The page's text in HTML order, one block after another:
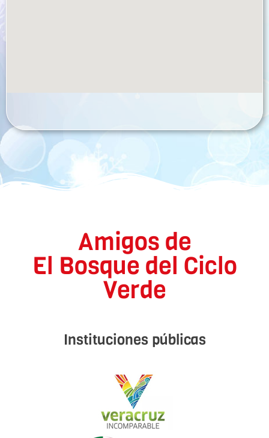
Amigos de
El Bosque del Ciclo
Verde
Instituciones públicas